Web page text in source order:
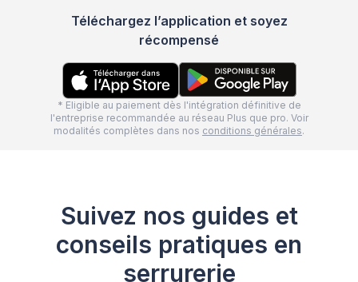
Téléchargez l’application et soyez
récompensé
* Eligible au paiement dès l'intégration définitive de
l'entreprise recommandée au réseau Plus que pro. Voir
modalités complètes dans nos conditions générales.
Suivez nos guides et
conseils pratiques en
serrurerie